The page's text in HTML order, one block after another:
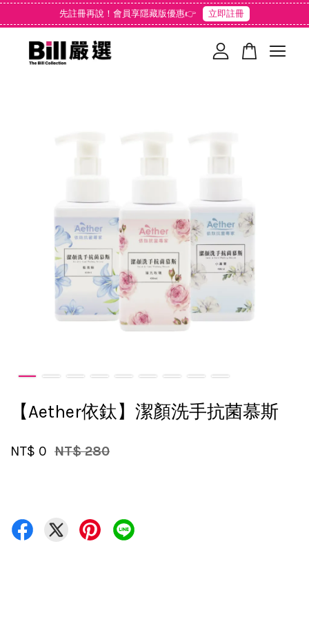
先註冊再說！會員享隱藏版優惠👉 立即註冊
【Aether依鈦】潔顏洗手抗菌慕斯
NT$ 0 NT$ 280
您的購物車目前還是空的。